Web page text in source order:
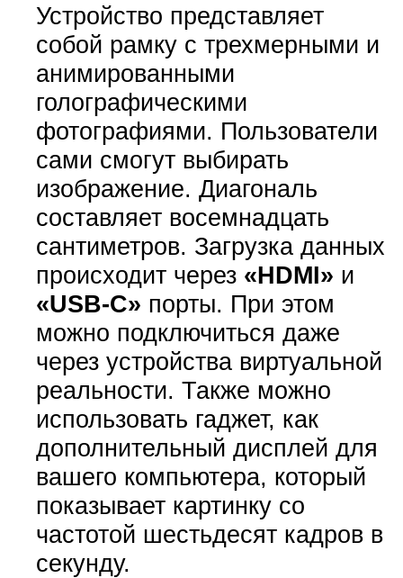
Устройство представляет
собой рамку с трехмерными и
анимированными
голографическими
фотографиями. Пользователи
сами смогут выбирать
изображение. Диагональ
составляет восемнадцать
сантиметров. Загрузка данных
происходит через «HDMI» и
«USB-C» порты. При этом
можно подключиться даже
через устройства виртуальной
реальности. Также можно
использовать гаджет, как
дополнительный дисплей для
вашего компьютера, который
показывает картинку со
частотой шестьдесят кадров в
секунду.